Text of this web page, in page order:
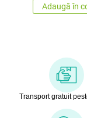
Adaugă în
Transport gratuit